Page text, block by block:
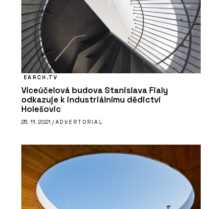
EARCH.TV
Víceúčelová budova Stanislava Fialy
odkazuje k industriálnímu dědictví
Holešovic
25. 11. 2021 / ADVERTORIAL